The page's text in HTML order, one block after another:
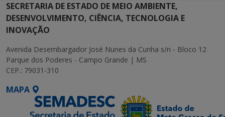
SECRETARIA DE ESTADO DE MEIO AMBIENTE,
DESENVOLVIMENTO, CIÊNCIA, TECNOLOGIA E
INOVAÇÃO
Avenida Desembargador José Nunes da Cunha s/n - Bloco 12
Parque dos Poderes - Campo Grande | MS
CEP.: 79031-310
MAPA